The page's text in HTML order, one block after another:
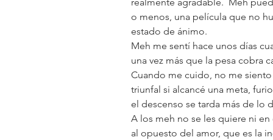
o menos, una película que no
estado de ánimo.
Meh me sentí hace unos días
una vez más que la pesa cobra
Cuando me cuido, no me
triunfal si alcancé una meta,
el descenso se tarda más de lo
A los meh no se les quiere ni
al opuesto del amor, que es la